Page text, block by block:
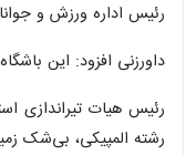
رئیس اداره ورزش و جوانان شهرستان پردیس گفت: تاکنون ۵۰ نفر از
داورزنی افزود: این باشگاه در
رئیس هیات تیراندازی
رشته المپیکی، بی‌شک